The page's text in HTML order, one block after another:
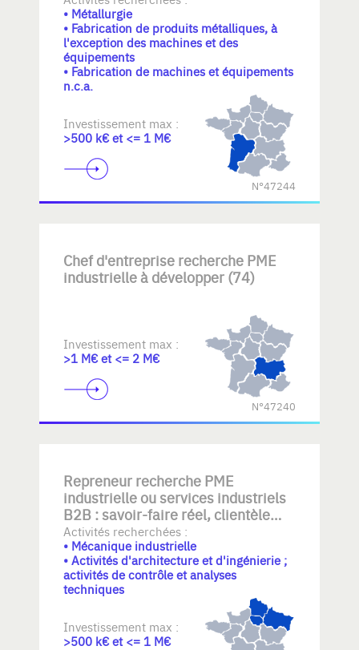
• Métallurgie
• Fabrication de produits métalliques, à
l'exception des machines et des
équipements
• Fabrication de machines et équipements
n.c.a.
Investissement max :
>500 k€ et <= 1 M€
N°47244
Chef d'entreprise recherche PME
industrielle à développer (74)
Investissement max :
>1 M€ et <= 2 M€
N°47240
Repreneur recherche PME
industrielle ou services industriels
B2B : savoir-faire réel, clientèle
établie, équipe transférable,
qualité/documentation, mécanique
- plasturgie- elastomeres
industrielle, automatisme,
BE+atelier, rework ou logistique
légère. Croissance maîtrisée sans
stock lourd.
Activités recherchées :
• Mécanique industrielle
• Activités d'architecture et d'ingénierie ;
activités de contrôle et analyses
techniques
Investissement max :
>500 k€ et <= 1 M€